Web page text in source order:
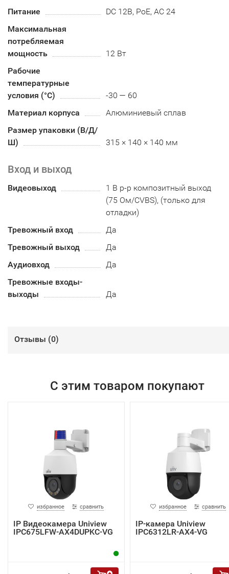
Питание
DC 12В, PoE, AC 24
Максимальная
потребляемая
мощность
12 Вт
Рабочие
температурные
условия (°С)
-30 — 60
Материал корпуса
Алюминиевый сплав
Размер упаковки (В/Д/
Ш)
315 × 140 × 140 мм
Вход и выход
Видеовыход
1 В p-p композитный выход
(75 Ом/CVBS), (только для
отладки)
Тревожный вход
Да
Тревожный выход
Да
Аудиовход
Да
Тревожные входы-
выходы
Да
Отзывы (0)
С этим товаром покупают
избранное сравнить
IP Видеокамера Uniview
IPC675LFW-AX4DUPKC-VG
избранное сравнить
IP-камера Uniview
IPC6312LR-AX4-VG